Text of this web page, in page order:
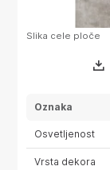
Slika cele ploče
Oznaka
Osvetljenost
Vrsta dekora